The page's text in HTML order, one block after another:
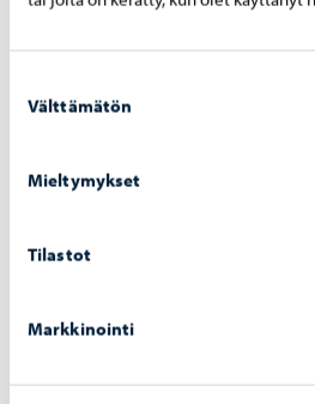
valinta
Välttämätön
Mieltymykset
Tilastot
Markkinointi
Tontit ja rakentaminen
edel­lä­kä­vi­jä­nä